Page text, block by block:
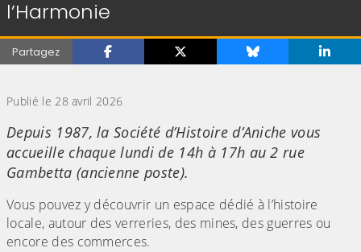
l’Harmonie
Partagez
Publié le 28 avril 2026
Depuis 1987, la Société d’Histoire d’Aniche vous
accueille chaque lundi de 14h à 17h au 2 rue
Gambetta (ancienne poste).
Vous pouvez y découvrir un espace dédié à l’histoire
locale, autour des verreries, des mines, des guerres ou
encore des commerces.